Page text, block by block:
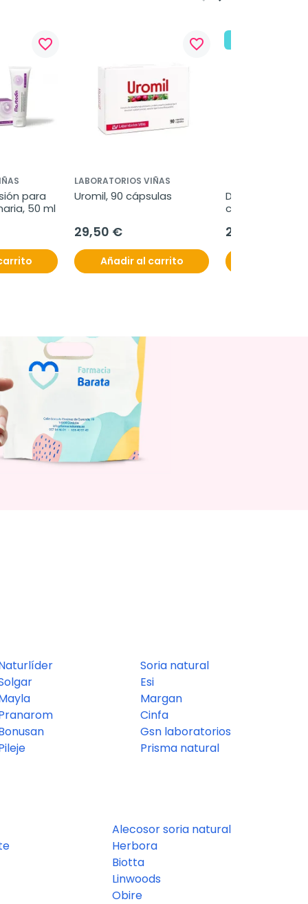
favorite_border
para
50 ml
favorite_border
LABORATORIOS VIÑAS
Uromil, 90 cápsulas
29,50 €
Añadir al carrito
DeMEMORY
cápsulas
24,50 €
Soria natural
Esi
Margan
Cinfa
Gsn laboratorios
Prisma natural
Alecosor soria natural
Herbora
Biotta
Linwoods
Obire